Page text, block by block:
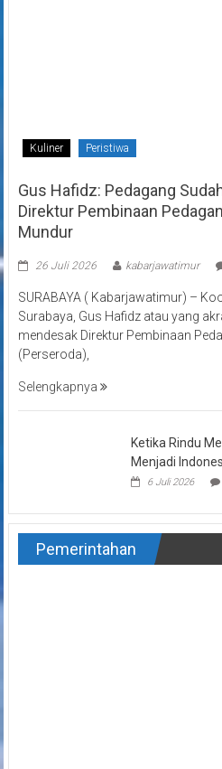
Kuliner Peristiwa
Gus Hafidz: Pedagang
Direktur Pembinaan
Mundur
26 Juli 2026 kabarjawatimur
SURABAYA ( Kabarjawatimur) –
Surabaya, Gus Hafidz atau yang
mendesak Direktur Pembinaan
(Perseroda),
Selengkapnya
Ketika Rindu
Menjadi
6 Juli 2026
Pemerintahan